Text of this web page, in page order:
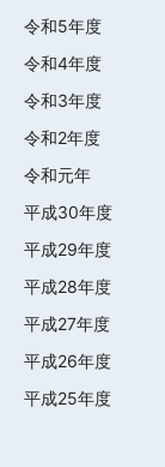
令和5年度
令和4年度
令和3年度
令和2年度
令和元年
平成30年度
平成29年度
平成28年度
平成27年度
平成26年度
平成25年度